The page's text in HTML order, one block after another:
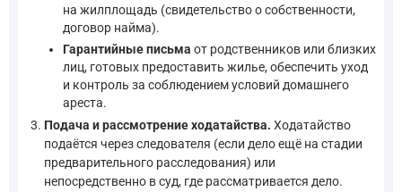
на жилплощадь (свидетельство о собственности,
договор найма).
Гарантийные письма от родственников или близких
лиц, готовых предоставить жилье, обеспечить уход
и контроль за соблюдением условий домашнего
ареста.
Подача и рассмотрение ходатайства. Ходатайство
подаётся через следователя (если дело ещё на стадии
предварительного расследования) или
непосредственно в суд, где рассматривается дело.